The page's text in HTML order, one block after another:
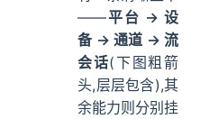
——平台 → 设
备 → 通道 → 流
会话(下图粗箭
头,层层包含),其
余能力则分别挂